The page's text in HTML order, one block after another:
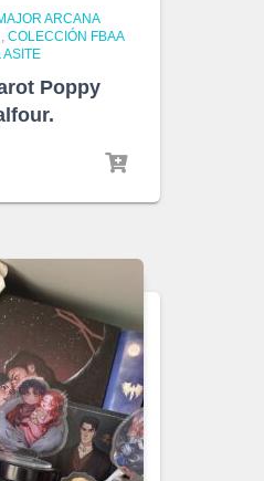
ARCANA
COLECCIÓN FBAA
ASITE
Poppy